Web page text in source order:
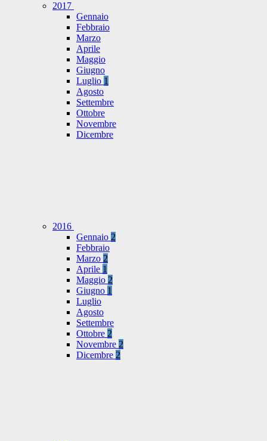
2017
Gennaio
Febbraio
Marzo
Aprile
Maggio
Giugno
Luglio 1
Agosto
Settembre
Ottobre
Novembre
Dicembre
2016
Gennaio 2
Febbraio
Marzo 2
Aprile 1
Maggio 2
Giugno 1
Luglio
Agosto
Settembre
Ottobre 2
Novembre 2
Dicembre 2